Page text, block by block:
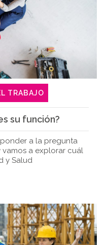
TRABAJO
su función?
a la pregunta
vamos a explorar cuál
y Salud